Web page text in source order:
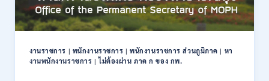
ปริญญา
ตรี
หลาย
ขึ้น
ไป
งานราชการ | พนักงานราชการ |พนักงานราชการ ส่วนภูมิภาค | หา
งานพนักงานราชการ |ไม่ต้องผ่าน ภาค ก ของ กพ.